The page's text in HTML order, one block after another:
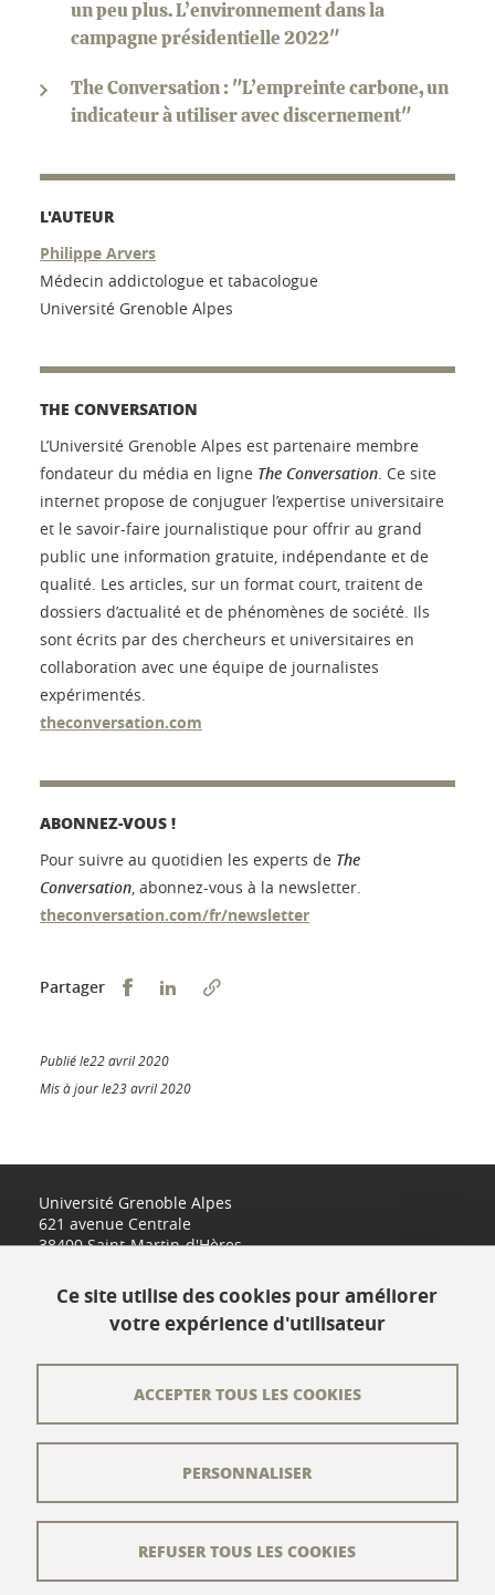
un peu plus. L’environnement dans la
campagne présidentielle 2022"
The Conversation : "L’empreinte carbone, un
indicateur à utiliser avec discernement"
L'AUTEUR
Philippe Arvers
Médecin addictologue et tabacologue
Université Grenoble Alpes
THE CONVERSATION
L’Université Grenoble Alpes est partenaire membre
fondateur du média en ligne The Conversation. Ce site
internet propose de conjuguer l’expertise universitaire
et le savoir-faire journalistique pour offrir au grand
public une information gratuite, indépendante et de
qualité. Les articles, sur un format court, traitent de
dossiers d’actualité et de phénomènes de société. Ils
sont écrits par des chercheurs et universitaires en
collaboration avec une équipe de journalistes
expérimentés.
theconversation.com
ABONNEZ-VOUS !
Pour suivre au quotidien les experts de The
Conversation, abonnez-vous à la newsletter.
theconversation.com/fr/newsletter
Partager Partager sur Facebook
Partager sur LinkedIn
Publié le22 avril 2020
Mis à jour le23 avril 2020
Université Grenoble Alpes
621 avenue Centrale
38400 Saint-Martin-d'Hères
L'équipe éditoriale
Crédits
Mentions légales
Ce site utilise des cookies pour améliorer
votre expérience d'utilisateur
ACCEPTER TOUS LES COOKIES
REFUSER TOUS LES COOKIES
PERSONNALISER